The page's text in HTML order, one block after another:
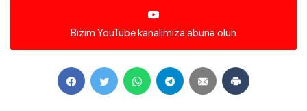
Bizim YouTube kanalımıza abunə olun